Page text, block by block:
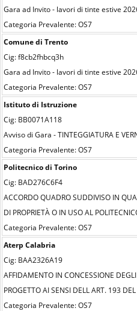
Gara ad Invito - lavori di tinte estive
Categoria Prevalente: OS7
Comune di Trento
Cig: f8cb2fhbcq3h
Gara ad Invito - lavori di tinte estive
Categoria Prevalente: OS7
Istituto di Istruzione
Cig: BB0071A118
Avviso di Gara - TINTEGGIATURA E
Categoria Prevalente: OS7
Politecnico di Torino
Cig: BAD276C6F4
ACCORDO QUADRO SUDDIVISO IN
DI PROPRIETÀ O IN USO AL
Categoria Prevalente: OS7
Aterp Calabria
Cig: BAA2326A19
AFFIDAMENTO IN CONCESSIONE
PROGETTO AI SENSI DELL ART. 193
Categoria Prevalente: OS7